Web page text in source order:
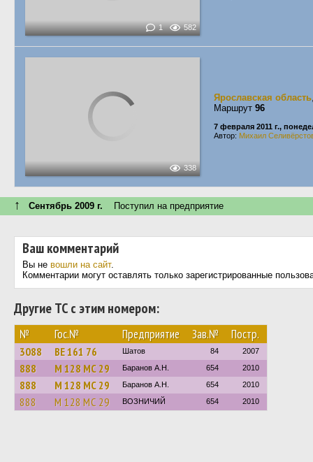
1 582
338
Ярославская область
Маршрут 96
7 февраля 2011 г.,
Автор: Михаил
↑ Сентябрь 2009 г. Поступил на предприятие
Ваш комментарий
Вы не вошли на сайт.
Комментарии могут оставлять только зарегистрированные
Другие ТС с этим номером:
№ Гос.№ Предприятие Зав.№ Постр.
3088 ВЕ 161 76 Шатов 84 2007
888 М 128 МС 29 Баранов А.Н. 654 2010
888 М 128 МС 29 Баранов А.Н. 654 2010
888 М 128 МС 29 ВОЗНИЧИЙ 654 2010